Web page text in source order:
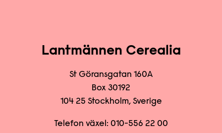
Lantmännen Cerealia
St Göransgatan 160A
Box 30192
104 25 Stockholm, Sverige
Telefon växel: 010-556 22 00